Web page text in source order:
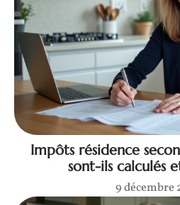
Impôts résidence
sont-ils calculés
9 décembre